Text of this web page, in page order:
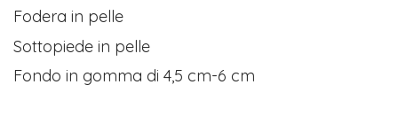
Fodera in pelle
Sottopiede in pelle
Fondo in gomma di 4,5 cm-6 cm